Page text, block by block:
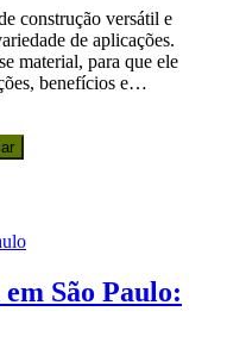
construção versátil e
de aplicações.
material, para que ele
benefícios e…
São Paulo: